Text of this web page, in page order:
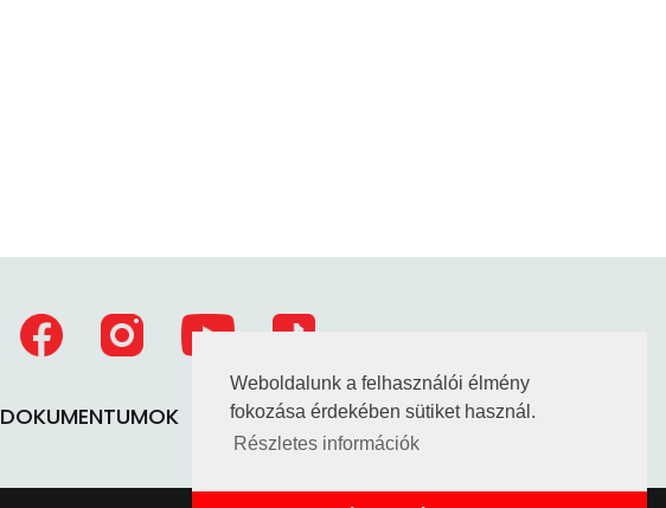
Weboldalunk a felhasználói élmény
fokozása érdekében sütiket használ.
Részletes információk
DOKUMENTUMOK TAO HATÁROZATOK